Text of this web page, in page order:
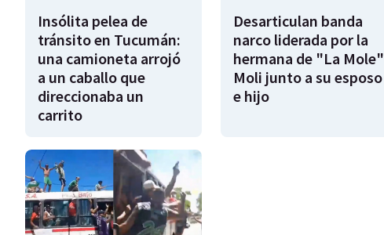
Insólita pelea de
tránsito en Tucumán:
una camioneta arrojó
a un caballo que
direccionaba un
carrito
Desarticulan banda
narco liderada por la
hermana de "La Mole"
Moli junto a su esposo
e hijo